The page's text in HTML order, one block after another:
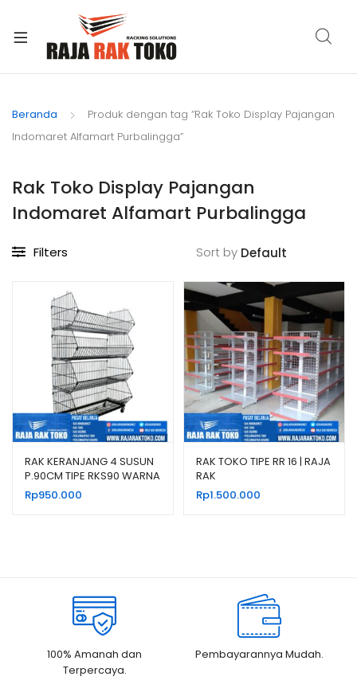
Beranda
Produk dengan tag “Rak Toko Display Pajangan
Indomaret Alfamart Purbalingga”
Rak Toko Display Pajangan
Indomaret Alfamart Purbalingga
Filters Sort by
RAK KERANJANG 4 SUSUN
P.90CM TIPE RKS90 WARNA
HITAM & PUTIH
Rp950.000
RAK TOKO TIPE RR 16 | RAJA
RAK
Rp1.500.000
100% Amanah dan
Terpercaya.
Pembayarannya Mudah.